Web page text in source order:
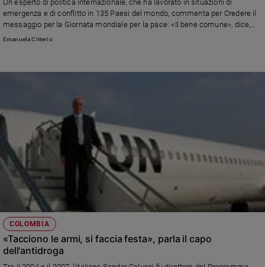
Chiesa
Chiesa
Parola
del
giorno
Santo
del
giorno
Società
e
valori
Un esperto di politica internazionale, che ha lavorato in situazioni di
emergenza e di conflitto in 135 Paesi del mondo, commenta per Credere il
messaggio per la Giornata mondiale per la pace: «Il bene comune», dice,
«non è utopia»
Emanuela Citterio
COLOMBIA
«Tacciono le armi, si faccia festa», parla il capo
dell'antidroga